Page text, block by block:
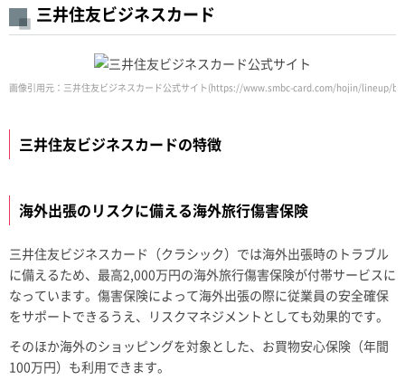
三井住友ビジネスカード
画像引用元：三井住友ビジネスカード公式サイト(https://www.smbc-card.com/hojin/lineup/
三井住友ビジネスカードの特徴
海外出張のリスクに備える海外旅行傷害保険
三井住友ビジネスカード（クラシック）では海外出張時のトラブル
に備えるため、最高2,000万円の海外旅行傷害保険が付帯サービスに
なっています。傷害保険によって海外出張の際に従業員の安全確保
をサポートできるうえ、リスクマネジメントとしても効果的です。
そのほか海外のショッピングを対象とした、お買物安心保険（年間
100万円）も利用できます。